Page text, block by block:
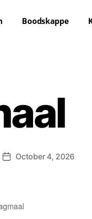
Boodskappe
October 4, 2026